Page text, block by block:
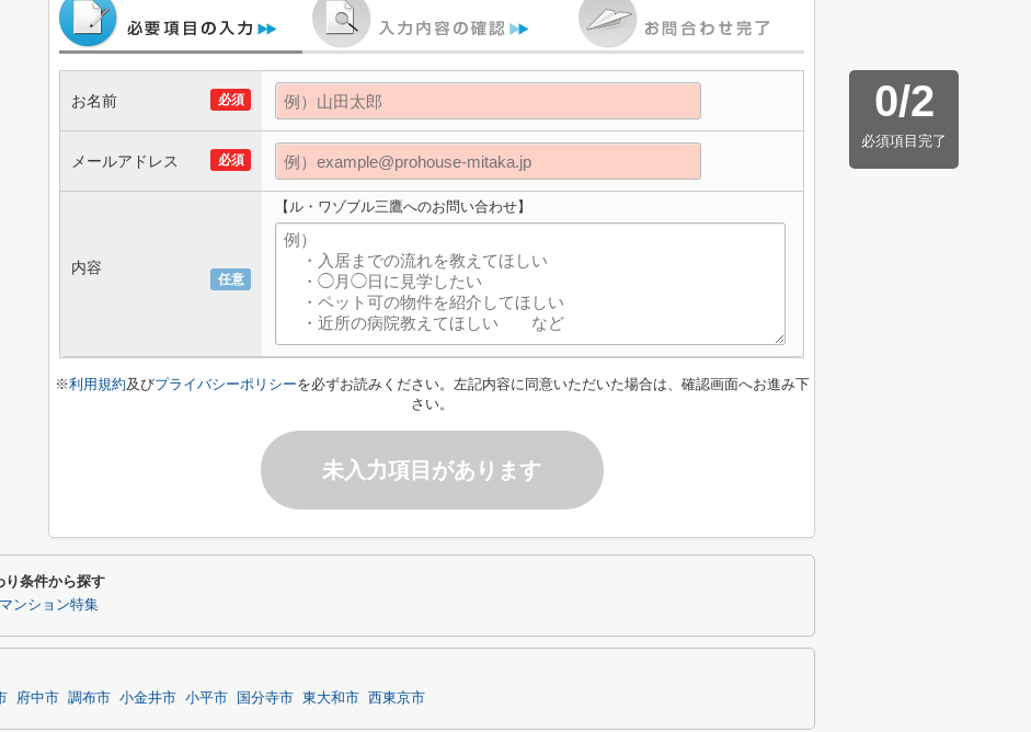
0/2
必須項目完了
必須
お名前
必須
メールアドレス
任意
内容
【ル・ワゾブル三鷹へのお問い合わせ】
※利用規約及びプライバシーポリシーを必ずお読みください。左記内容に同意いただいた場合は、確認画面へお進み下
さい。
未入力項目があります
り条件から探す
マンション特集
府中市 調布市 小金井市 小平市 国分寺市 東大和市 西東京市